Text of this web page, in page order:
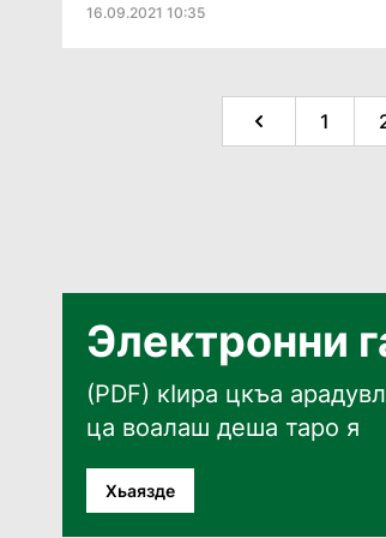
16.09.2021 10:35
1
Электронни
(PDF) кӀира цкъа
ца воалаш деша таро я
Хьаязде